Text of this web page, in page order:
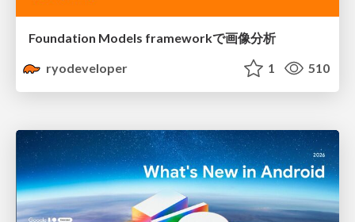
Foundation Models frameworkで画像分析
ryodeveloper
1 510